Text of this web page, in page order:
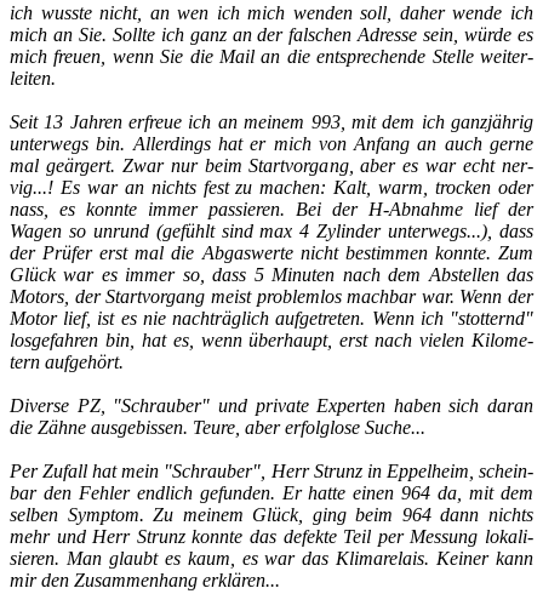
ich wuss­te nicht, an wen ich mich wen­den soll, daher wende ich
mich an Sie. Soll­te ich ganz an der fal­schen Adres­se sein, würde es
mich freu­en, wenn Sie die Mail an die ent­spre­chen­de Stel­le wei­ter­
lei­ten.
Seit 13 Jah­ren er­freue ich an mei­nem 993, mit dem ich ganz­jäh­rig
un­ter­wegs bin. Al­ler­dings hat er mich von An­fang an auch gerne
mal ge­är­gert. Zwar nur beim Start­vor­gang, aber es war echt ner­
vig...! Es war an nichts fest zu ma­chen: Kalt, warm, tro­cken oder
nass, es konn­te immer pas­sie­ren. Bei der H-​Abnahme lief der
Wagen so un­rund (ge­fühlt sind max 4 Zy­lin­der un­ter­wegs...), dass
der Prü­fer erst mal die Ab­gas­wer­te nicht be­stim­men konn­te. Zum
Glück war es immer so, dass 5 Mi­nu­ten nach dem Ab­stel­len das
Mo­tors, der Start­vor­gang meist pro­blem­los mach­bar war. Wenn der
Motor lief, ist es nie nach­träg­lich auf­ge­tre­ten. Wenn ich "stot­ternd"
los­ge­fah­ren bin, hat es, wenn über­haupt, erst nach vie­len Ki­lo­me­
tern auf­ge­hört.
Di­ver­se PZ, "Schrau­ber" und pri­va­te Ex­per­ten haben sich daran
die Zähne aus­ge­bis­sen. Teure, aber er­folg­lo­se Suche...
Per Zu­fall hat mein "Schrau­ber", Herr Strunz in Ep­pel­heim, schein­
bar den Feh­ler end­lich ge­fun­den. Er hatte einen 964 da, mit dem
sel­ben Sym­ptom. Zu mei­nem Glück, ging beim 964 dann nichts
mehr und Herr Strunz konn­te das de­fek­te Teil per Mes­sung lo­ka­li­
sie­ren. Man glaubt es kaum, es war das Kli­ma­re­lais. Kei­ner kann
mir den Zu­sam­men­hang er­klä­ren...